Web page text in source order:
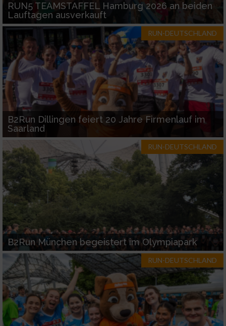
RUN5 TEAMSTAFFEL Hamburg 2026 an beiden
Lauftagen ausverkauft
RUN-DEUTSCHLAND
B2Run Dillingen feiert 20 Jahre Firmenlauf im
Saarland
RUN-DEUTSCHLAND
B2Run München begeistert im Olympiapark
RUN-DEUTSCHLAND